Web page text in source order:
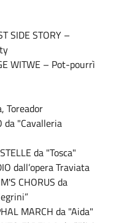
SIDE STORY –
WITWE – Pot-pourrì
Toreador
da "Cavalleria
da "Tosca"
dall’opera Traviata
CHORUS da
MARCH da "Aida"